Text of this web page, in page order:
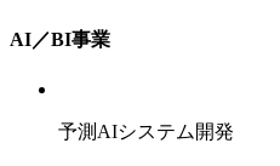
AI／BI事業
予測AIシステム開発